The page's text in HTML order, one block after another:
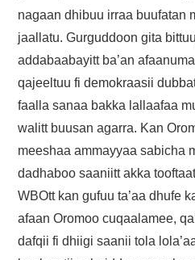
nagaan dhibuu irraa buufatan
jaallatu. Gurguddoon gita
addabaabayitt ba’an
qajeeltuu fi demokraasii
faalla sanaa bakka lallaafaa
walitt buusan agarra. Kan
meeshaa ammayyaa sabicha
dadhaboo saaniitt akka
WBOtt kan gufuu ta’aa dhufe
afaan Oromoo cuqaalamee,
dafqii fi dhiigi saanii tola